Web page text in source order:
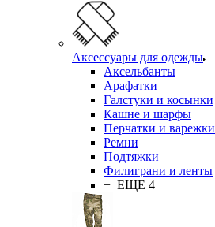
Аксессуары для одежды
Аксельбанты
Арафатки
Галстуки и косынки
Кашне и шарфы
Перчатки и варежки
Ремни
Подтяжки
Филиграни и ленты
+ ЕЩЕ 4